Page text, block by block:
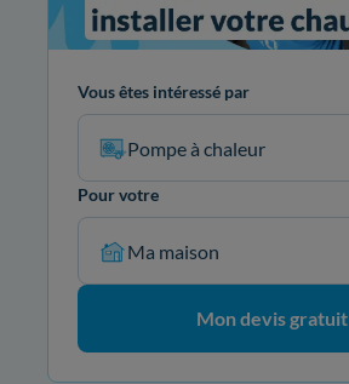
Vous êtes intéressé par
Pompe à chaleur
Pour votre
Ma maison
Mon devis gratuit